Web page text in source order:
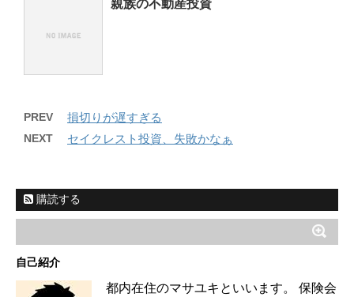
親族の不動産投資
PREV 損切りが遅すぎる
NEXT セイクレスト投資、失敗かなぁ
購読する
自己紹介
都内在住のマサユキといいます。 保険会